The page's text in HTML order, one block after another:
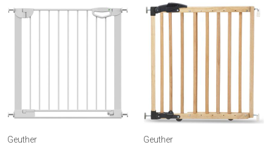
Geuther
Geuther